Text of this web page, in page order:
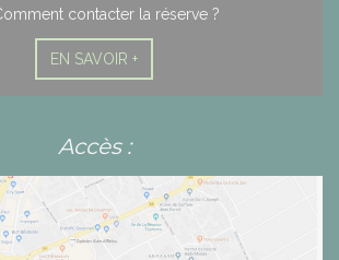
contacter la réserve ?
EN SAVOIR +
Accès :